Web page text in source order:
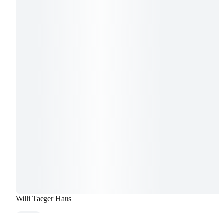
Willi Taeger Haus